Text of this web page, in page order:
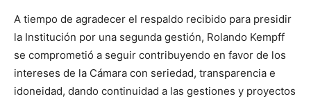
A tiempo de agradecer el respaldo recibido para presidir
la Institución por una segunda gestión, Rolando Kempff
se comprometió a seguir contribuyendo en favor de los
intereses de la Cámara con seriedad, transparencia e
idoneidad, dando continuidad a las gestiones y proyectos